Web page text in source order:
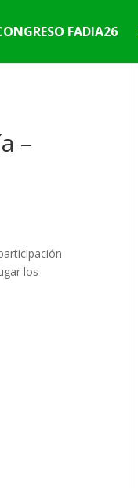
FADIA26
–
los